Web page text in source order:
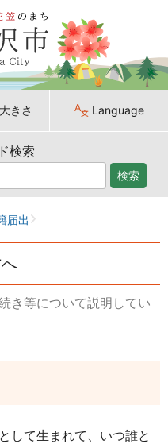
きさ Language
検索
検索
届出
き等について説明してい
して生まれて、いつ誰と